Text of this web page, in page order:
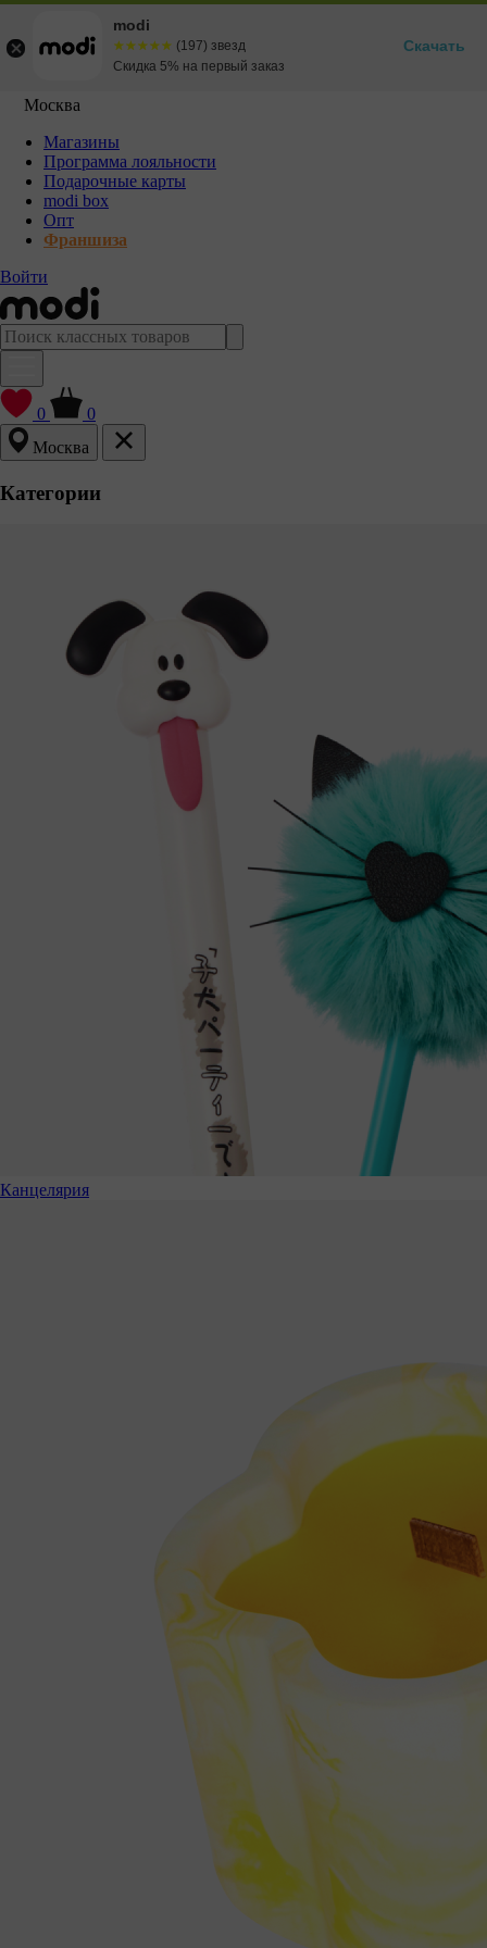
Москва
Магазины
Программа лояльности
Подарочные карты
modi box
Опт
Франшиза
Войти
0
0
Москва
Категории
Канцелярия
modi
☆☆☆☆☆
★★★★★ (197) звезд
Скидка 5% на первый заказ
Скачать